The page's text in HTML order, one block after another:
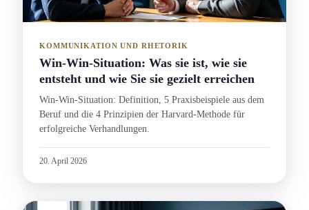
KOMMUNIKATION UND RHETORIK
Win-Win-Situation: Was sie ist, wie sie
entsteht und wie Sie sie gezielt erreichen
Win-Win-Situation: Definition, 5 Praxisbeispiele aus dem
Beruf und die 4 Prinzipien der Harvard-Methode für
erfolgreiche Verhandlung­en.
20. April 2026